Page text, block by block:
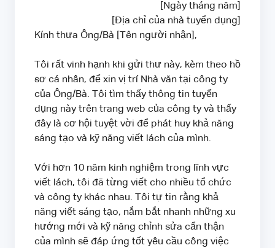
[Ngày tháng năm]
[Địa chỉ của nhà tuyển dụng]
Kính thưa Ông/Bà [Tên người nhận],
Tôi rất vinh hạnh khi gửi thư này, kèm theo hồ
sơ cá nhân, để xin vị trí Nhà văn tại công ty
của Ông/Bà. Tôi tìm thấy thông tin tuyển
dụng này trên trang web của công ty và thấy
đây là cơ hội tuyệt vời để phát huy khả năng
sáng tạo và kỹ năng viết lách của mình.
Với hơn 10 năm kinh nghiệm trong lĩnh vực
viết lách, tôi đã từng viết cho nhiều tổ chức
và công ty khác nhau. Tôi tự tin rằng khả
năng viết sáng tạo, nắm bắt nhanh những xu
hướng mới và kỹ năng chỉnh sửa cẩn thận
của mình sẽ đáp ứng tốt yêu cầu công việc